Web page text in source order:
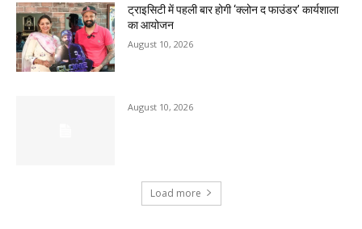
ट्राइसिटी में पहली बार होगी ‘क्लोन द फाउंडर’ कार्यशाला
का आयोजन
August 10, 2026
August 10, 2026
Load more